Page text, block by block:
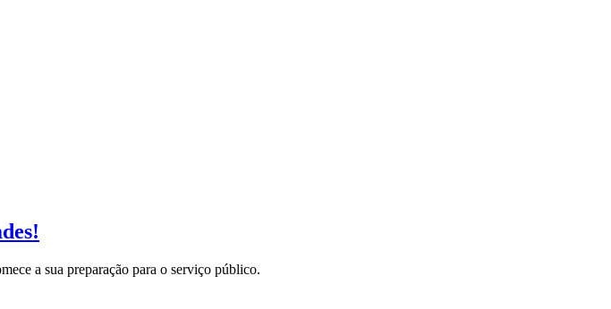
a sua preparação para o serviço público.